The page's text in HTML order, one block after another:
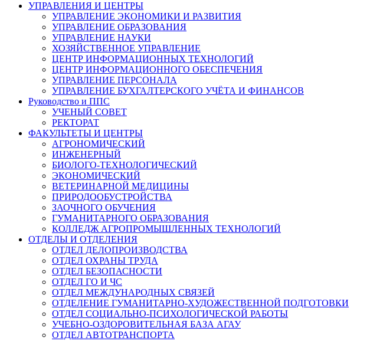
УПРАВЛЕНИЯ И ЦЕНТРЫ
УПРАВЛЕНИЕ ЭКОНОМИКИ И РАЗВИТИЯ
УПРАВЛЕНИЕ ОБРАЗОВАНИЯ
УПРАВЛЕНИЕ НАУКИ
ХОЗЯЙСТВЕННОЕ УПРАВЛЕНИЕ
ЦЕНТР ИНФОРМАЦИОННЫХ ТЕХНОЛОГИЙ
ЦЕНТР ИНФОРМАЦИОННОГО ОБЕСПЕЧЕНИЯ
УПРАВЛЕНИЕ ПЕРСОНАЛА
УПРАВЛЕНИЕ БУХГАЛТЕРСКОГО УЧЁТА И ФИНАНСОВ
Руководство и ППС
УЧЕНЫЙ СОВЕТ
РЕКТОРАТ
ФАКУЛЬТЕТЫ И ЦЕНТРЫ
АГРОНОМИЧЕСКИЙ
ИНЖЕНЕРНЫЙ
БИОЛОГО-ТЕХНОЛОГИЧЕСКИЙ
ЭКОНОМИЧЕСКИЙ
ВЕТЕРИНАРНОЙ МЕДИЦИНЫ
ПРИРОДООБУСТРОЙСТВА
ЗАОЧНОГО ОБУЧЕНИЯ
ГУМАНИТАРНОГО ОБРАЗОВАНИЯ
КОЛЛЕДЖ АГРОПРОМЫШЛЕННЫХ ТЕХНОЛОГИЙ
ОТДЕЛЫ И ОТДЕЛЕНИЯ
ОТДЕЛ ДЕЛОПРОИЗВОДСТВА
ОТДЕЛ ОХРАНЫ ТРУДА
ОТДЕЛ БЕЗОПАСНОСТИ
ОТДЕЛ ГО И ЧС
ОТДЕЛ МЕЖДУНАРОДНЫХ СВЯЗЕЙ
ОТДЕЛЕНИЕ ГУМАНИТАРНО-ХУДОЖЕСТВЕННОЙ ПОДГОТОВКИ
ОТДЕЛ СОЦИАЛЬНО-ПСИХОЛОГИЧЕСКОЙ РАБОТЫ
УЧЕБНО-ОЗДОРОВИТЕЛЬНАЯ БАЗА АГАУ
ОТДЕЛ АВТОТРАНСПОРТА